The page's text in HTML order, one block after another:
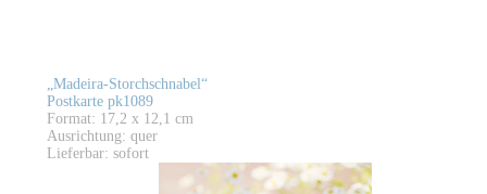
„Madeira-Storchschnabel“
Postkarte pk1089
Format: 17,2 x 12,1 cm
Ausrichtung: quer
Lieferbar: sofort